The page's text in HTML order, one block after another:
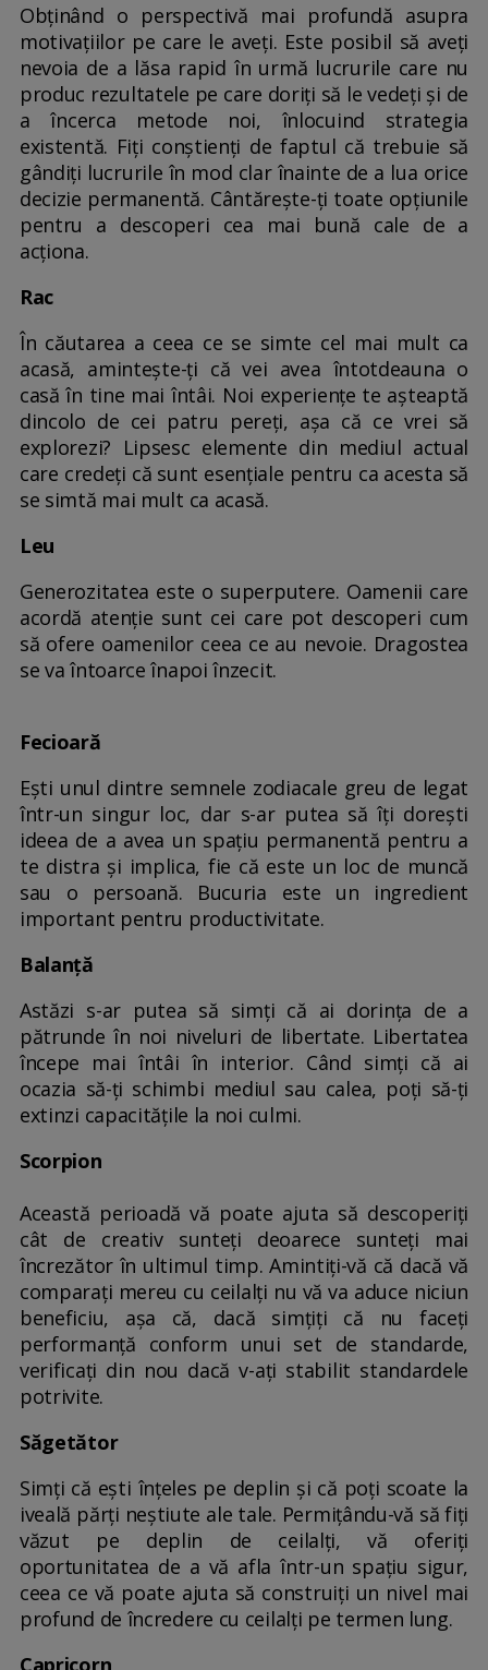
Obținând o perspectivă mai profundă asupra
motivațiilor pe care le aveți. Este posibil să aveți
nevoia de a lăsa rapid în urmă lucrurile care nu
produc rezultatele pe care doriți să le vedeți și de
a încerca metode noi, înlocuind strategia
existentă. Fiți conștienți de faptul că trebuie să
gândiți lucrurile în mod clar înainte de a lua orice
decizie permanentă. Cântărește-ți toate opțiunile
pentru a descoperi cea mai bună cale de a
acționa.
Rac
În căutarea a ceea ce se simte cel mai mult ca
acasă, amintește-ți că vei avea întotdeauna o
casă în tine mai întâi. Noi experiențe te așteaptă
dincolo de cei patru pereți, așa că ce vrei să
explorezi? Lipsesc elemente din mediul actual
care credeți că sunt esențiale pentru ca acesta să
se simtă mai mult ca acasă.
Leu
Generozitatea este o superputere. Oamenii care
acordă atenție sunt cei care pot descoperi cum
să ofere oamenilor ceea ce au nevoie. Dragostea
se va întoarce înapoi înzecit.
Fecioară
Ești unul dintre semnele zodiacale greu de legat
într-un singur loc, dar s-ar putea să îți dorești
ideea de a avea un spațiu permanentă pentru a
te distra și implica, fie că este un loc de muncă
sau o persoană. Bucuria este un ingredient
important pentru productivitate.
Balanță
Astăzi s-ar putea să simți că ai dorința de a
pătrunde în noi niveluri de libertate. Libertatea
începe mai întâi în interior. Când simți că ai
ocazia să-ți schimbi mediul sau calea, poți să-ți
extinzi capacitățile la noi culmi.
Scorpion
Această perioadă vă poate ajuta să descoperiți
cât de creativ sunteți deoarece sunteți mai
încrezător în ultimul timp. Amintiți-vă că dacă vă
comparați mereu cu ceilalți nu vă va aduce niciun
beneficiu, așa că, dacă simțiți că nu faceți
performanță conform unui set de standarde,
verificați din nou dacă v-ați stabilit standardele
potrivite.
Săgetător
Simți că ești înțeles pe deplin și că poți scoate la
iveală părți neștiute ale tale. Permițându-vă să fiți
văzut pe deplin de ceilalți, vă oferiți
oportunitatea de a vă afla într-un spațiu sigur,
ceea ce vă poate ajuta să construiți un nivel mai
profund de încredere cu ceilalți pe termen lung.
Capricorn